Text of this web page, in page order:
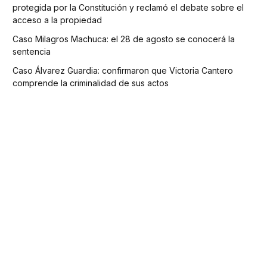
protegida por la Constitución y reclamó el debate sobre el
acceso a la propiedad
Caso Milagros Machuca: el 28 de agosto se conocerá la
sentencia
Caso Álvarez Guardia: confirmaron que Victoria Cantero
comprende la criminalidad de sus actos